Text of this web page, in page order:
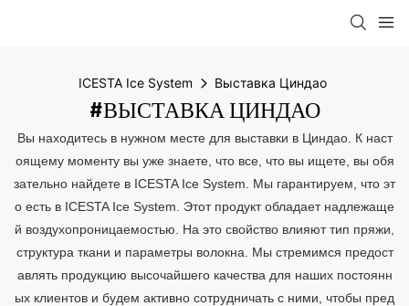
ICESTA Ice System Выставка Циндао
#ВЫСТАВКА ЦИНДАО
Вы находитесь в нужном месте для выставки в Циндао. К наст
оящему моменту вы уже знаете, что все, что вы ищете, вы обя
зательно найдете в ICESTA Ice System. Мы гарантируем, что эт
о есть в ICESTA Ice System. Этот продукт обладает надлежаще
й воздухопроницаемостью. На это свойство влияют тип пряжи,
структура ткани и параметры волокна. Мы стремимся предост
авлять продукцию высочайшего качества для наших постоянн
ых клиентов и будем активно сотрудничать с ними, чтобы пред